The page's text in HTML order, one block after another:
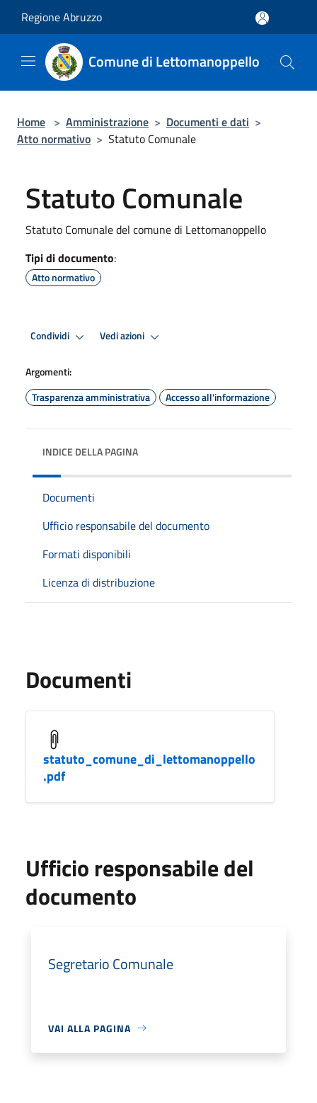
Regione Abruzzo
Comune di Lettomanoppello
Home > Amministrazione > Documenti e dati >
Atto normativo > Statuto Comunale
Statuto Comunale
Statuto Comunale del comune di Lettomanoppello
Tipi di documento:
Atto normativo
Condividi Vedi azioni
Argomenti:
Trasparenza amministrativa
Accesso all'informazione
INDICE DELLA PAGINA
Documenti
Ufficio responsabile del documento
Formati disponibili
Licenza di distribuzione
Documenti
statuto_comune_di_lettomanoppello
.pdf
Ufficio responsabile del
documento
Segretario Comunale
VAI ALLA PAGINA